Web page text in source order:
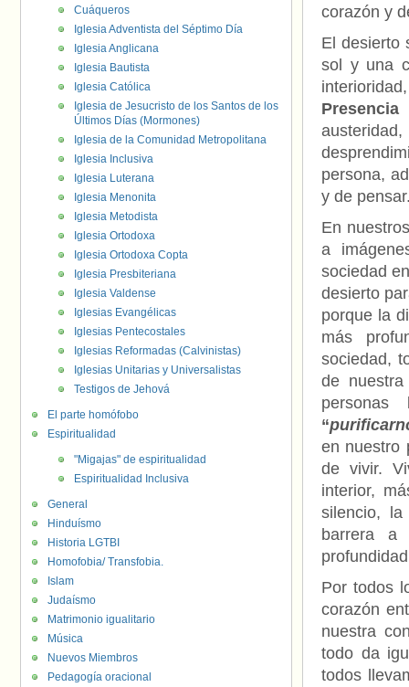
corazón y
El desierto
sol y una
Presencia
persona,
y de
En
a
sociedad
desierto
porque la
más
sociedad,
de nuestra
“
en nuestro
de vivir.
interior,
silencio,
barrera a
Por todos
corazón
nuestra
todo da
todos
Cuáqueros
Iglesia Adventista del Séptimo Día
Iglesia Anglicana
Iglesia Bautista
Iglesia Católica
Iglesia de Jesucristo de los Santos de los
Últimos Días (Mormones)
Iglesia de la Comunidad Metropolitana
Iglesia Inclusiva
Iglesia Luterana
Iglesia Menonita
Iglesia Metodista
Iglesia Ortodoxa
Iglesia Ortodoxa Copta
Iglesia Presbiteriana
Iglesia Valdense
Iglesias Evangélicas
Iglesias Pentecostales
Iglesias Reformadas (Calvinistas)
Iglesias Unitarias y Universalistas
Testigos de Jehová
El parte homófobo
Espiritualidad
"Migajas" de espiritualidad
Espiritualidad Inclusiva
General
Hinduísmo
Historia LGTBI
Homofobia/ Transfobia.
Islam
Judaísmo
Matrimonio igualitario
Música
Nuevos Miembros
Pedagogía oracional